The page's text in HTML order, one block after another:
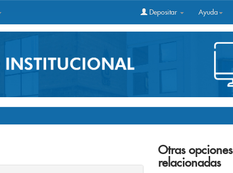
Depositar Ayuda
Otras opciones
relacionadas